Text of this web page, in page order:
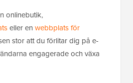
onlinebutik,
eller en webbplats för
stor att du förlitar dig på e-
engagerade och växa